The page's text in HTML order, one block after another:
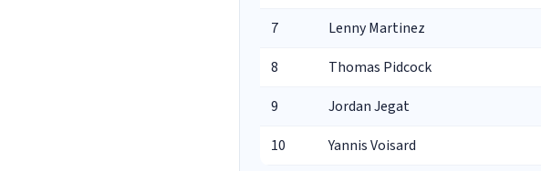
7
Lenny Martinez
8
Thomas Pidcock
9
Jordan Jegat
10
Yannis Voisard